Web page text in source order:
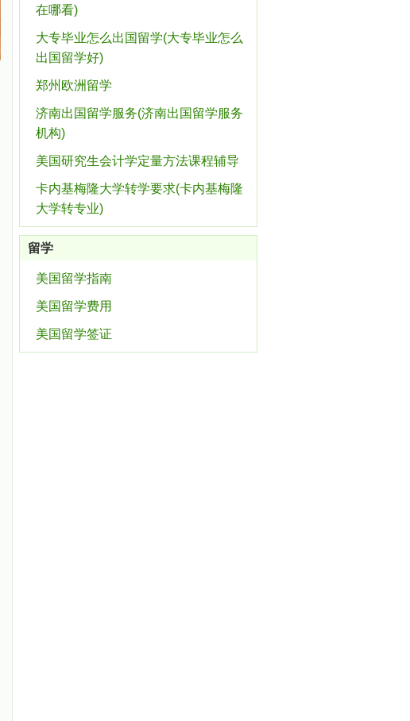
在哪看)
大专毕业怎么出国留学(大专毕业怎么
出国留学好)
郑州欧洲留学
济南出国留学服务(济南出国留学服务
机构)
美国研究生会计学定量方法课程辅导
卡内基梅隆大学转学要求(卡内基梅隆
大学转专业)
留学
美国留学指南
美国留学费用
美国留学签证